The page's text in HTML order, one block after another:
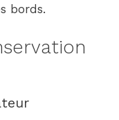
bords.